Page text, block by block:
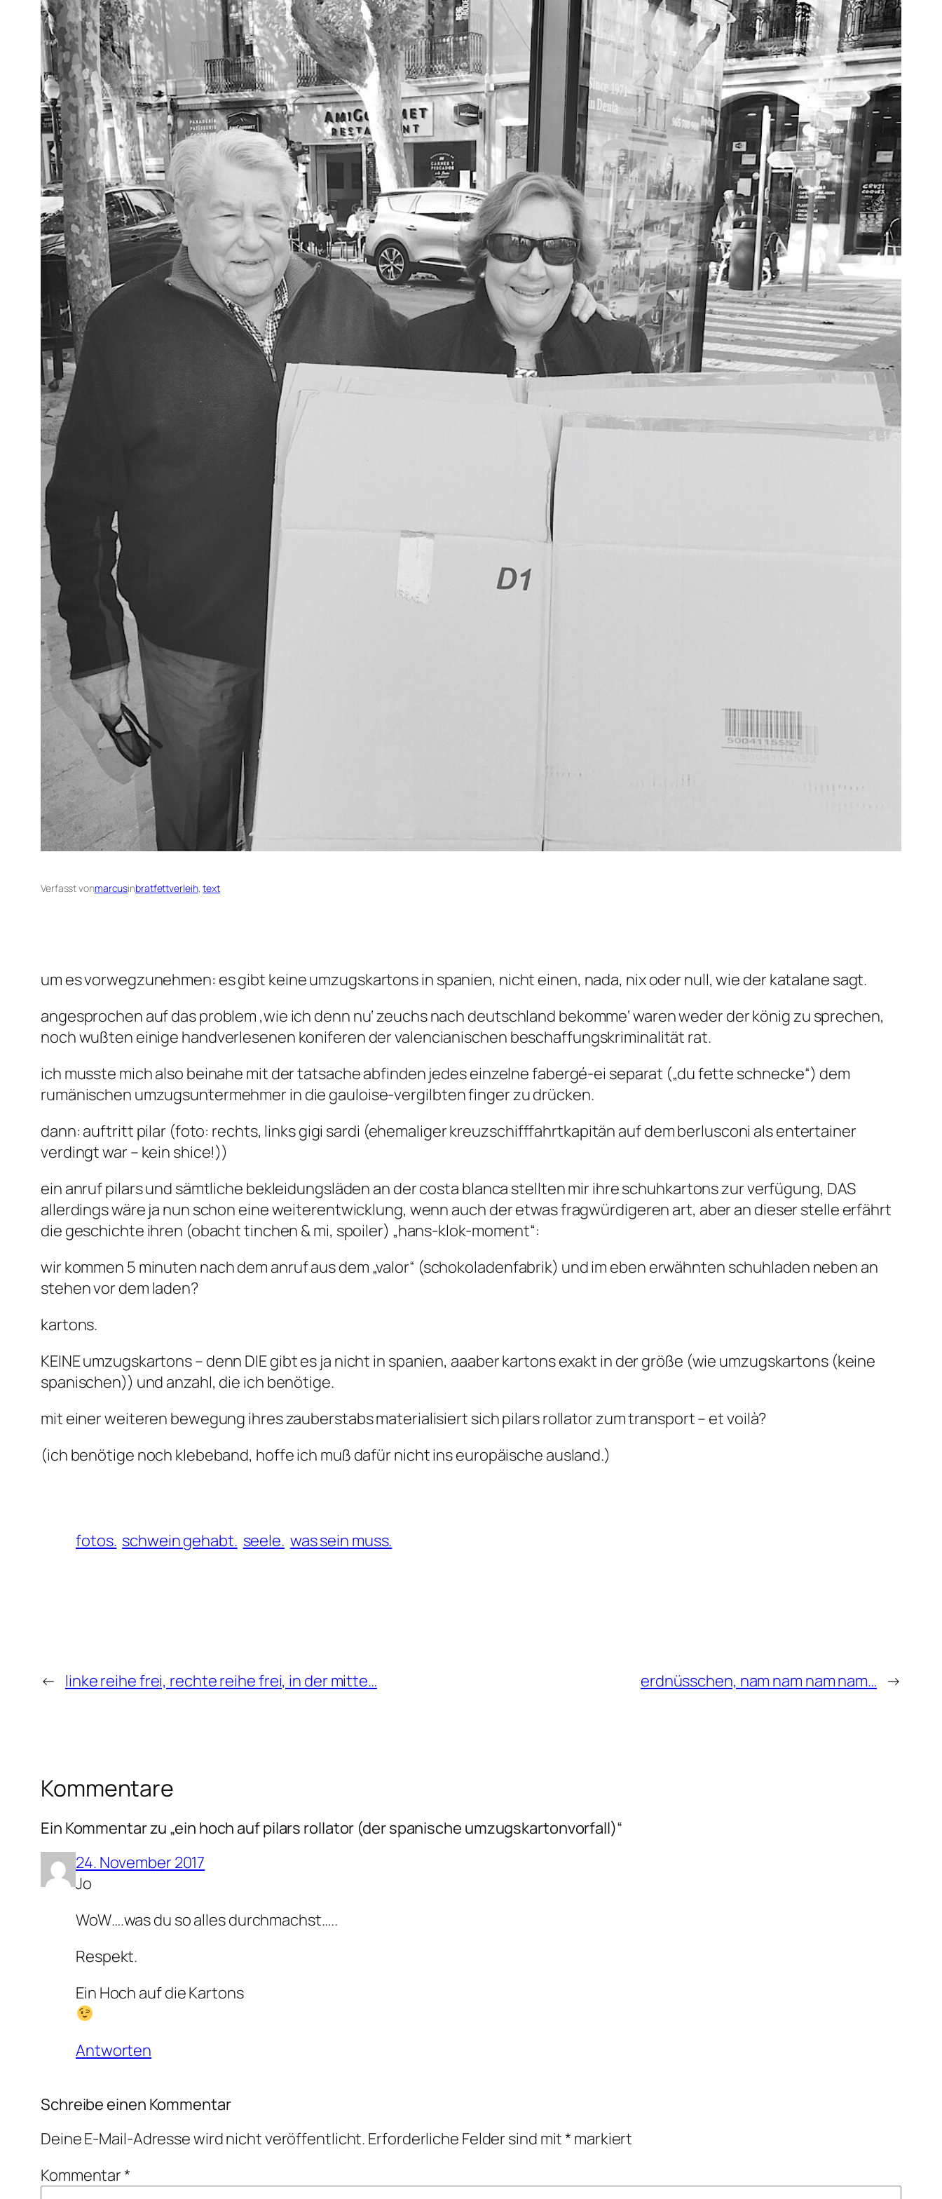
Verfasst vonmarcusinbratfettverleih, text
um es vorwegzunehmen: es gibt keine umzugskartons in spanien, nicht einen, nada, nix oder null, wie der katalane sagt.
angesprochen auf das problem ‚wie ich denn nu‘ zeuchs nach deutschland bekomme‘ waren weder der könig zu sprechen,
noch wußten einige handverlesenen koniferen der valencianischen beschaffungskriminalität rat.
ich musste mich also beinahe mit der tatsache abfinden jedes einzelne fabergé-ei separat („du fette schnecke“) dem
rumänischen umzugsuntermehmer in die gauloise-vergilbten finger zu drücken.
dann: auftritt pilar (foto: rechts, links gigi sardi (ehemaliger kreuzschifffahrtkapitän auf dem berlusconi als entertainer
verdingt war – kein shice!))
ein anruf pilars und sämtliche bekleidungsläden an der costa blanca stellten mir ihre schuhkartons zur verfügung, DAS
allerdings wäre ja nun schon eine weiterentwicklung, wenn auch der etwas fragwürdigeren art, aber an dieser stelle erfährt
die geschichte ihren (obacht tinchen & mi, spoiler) „hans-klok-moment“:
wir kommen 5 minuten nach dem anruf aus dem „valor“ (schokoladenfabrik) und im eben erwähnten schuhladen neben an
stehen vor dem laden?
kartons.
KEINE umzugskartons – denn DIE gibt es ja nicht in spanien, aaaber kartons exakt in der größe (wie umzugskartons (keine
spanischen)) und anzahl, die ich benötige.
mit einer weiteren bewegung ihres zauberstabs materialisiert sich pilars rollator zum transport – et voilà?
(ich benötige noch klebeband, hoffe ich muß dafür nicht ins europäische ausland.)
fotos. schwein gehabt. seele. was sein muss.
← linke reihe frei, rechte reihe frei, in der mitte… erdnüsschen, nam nam nam nam… →
Kommentare
Ein Kommentar zu „ein hoch auf pilars rollator (der spanische umzugskartonvorfall)“
24. November 2017
Jo
WoW….was du so alles durchmachst…..
Respekt.
Ein Hoch auf die Kartons
Antworten
Schreibe einen Kommentar
Deine E-Mail-Adresse wird nicht veröffentlicht. Erforderliche Felder sind mit* markiert
Kommentar*